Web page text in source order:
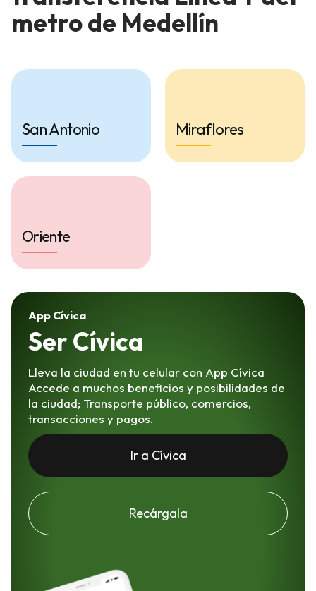
metro de Medellín
San Antonio Miraflores
Oriente
App Cívica
Ser Cívica
Lleva la ciudad en tu celular con App Cívica
Accede a muchos beneficios y posibilidades de
la ciudad; Transporte público, comercios,
transacciones y pagos.
Ir a Cívica
Recárgala